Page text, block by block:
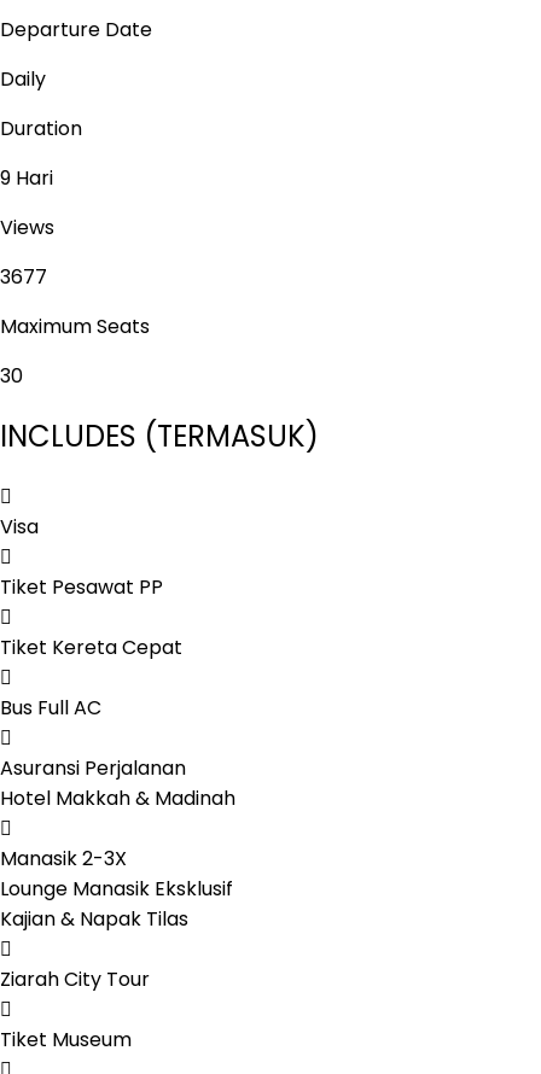
Departure Date
Daily
Duration
9 Hari
Views
3677
Maximum Seats
30
INCLUDES (TERMASUK)
Visa
Tiket Pesawat PP
Tiket Kereta Cepat
Bus Full AC
Asuransi Perjalanan
Hotel Makkah & Madinah
Manasik 2-3X
Lounge Manasik Eksklusif
Kajian & Napak Tilas
Ziarah City Tour
Tiket Museum